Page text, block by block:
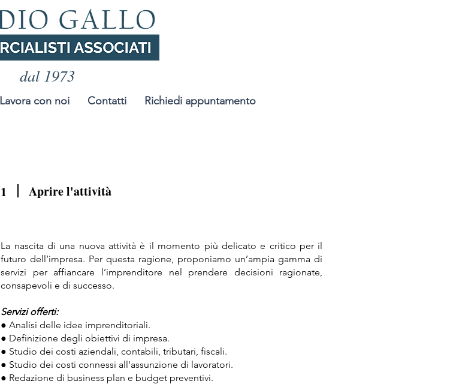
dal 1973
Lavora con noi Contatti Richiedi appuntamento
1 Aprire l'attività
La nascita di una nuova attività è il momento più delicato e critico per il
futuro dell’impresa. Per questa ragione, proponiamo un’ampia gamma di
servizi per affiancare l’imprenditore nel prendere decisioni ragionate,
consapevoli e di successo.
Servizi offerti:
● Analisi delle idee imprenditoriali.
● Definizione degli obiettivi di impresa.
● Studio dei costi aziendali, contabili, tributari, fiscali.
● Studio dei costi connessi all'assunzione di lavoratori.
● Redazione di business plan e budget preventivi.